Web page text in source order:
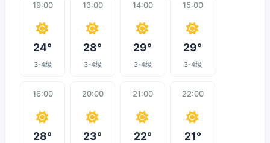
19:00
24°
3-4级
13:00
28°
3-4级
14:00
29°
3-4级
15:00
29°
3-4级
16:00
28°
20:00
23°
21:00
22°
22:00
21°